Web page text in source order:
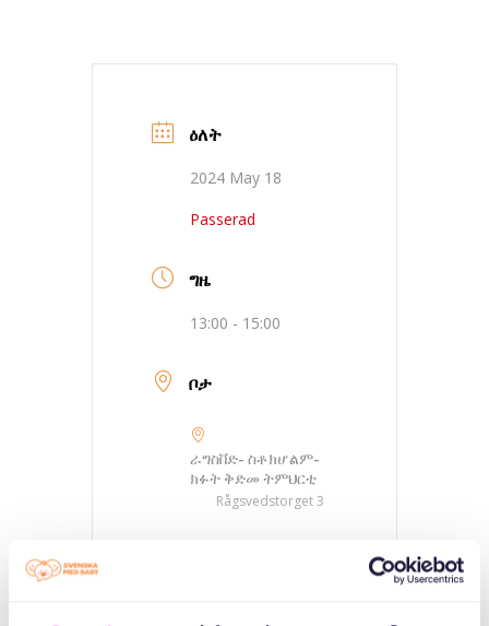
ዕለት
2024 May 18
Passerad
ግዜ
13:00 - 15:00
ቦታ
ራግስቨድ- ስቶክሆልም-
ክፉት ቅድመ ትምህርቲ
Rågsvedstorget 3